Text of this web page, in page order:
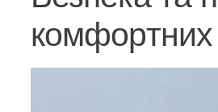
комфортних